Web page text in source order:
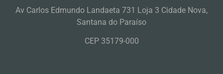
Av Carlos Edmundo Landaeta 731 Loja 3 Cidade Nova,
Santana do Paraíso
CEP 35179-000